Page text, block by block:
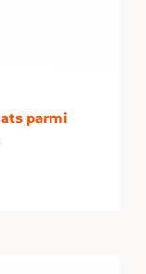
parmi